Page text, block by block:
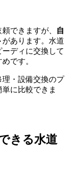
できますが、
自
があります。水道
ディに交換して
です。
理・設備交換のプ
に比較できま
きる水道